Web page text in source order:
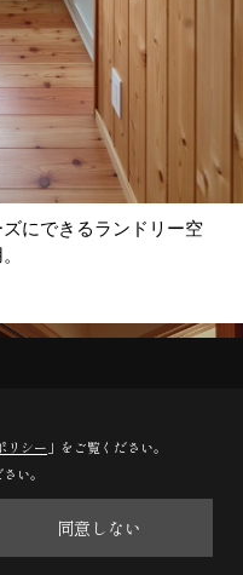
にできるランドリー空
リシー 」をご覧ください。
い。
同意しない